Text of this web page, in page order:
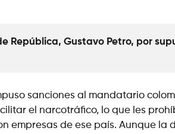
República, Gustavo Petro, por
sanciones al mandatario
el narcotráfico, lo que les
empresas de ese país. Aunque la